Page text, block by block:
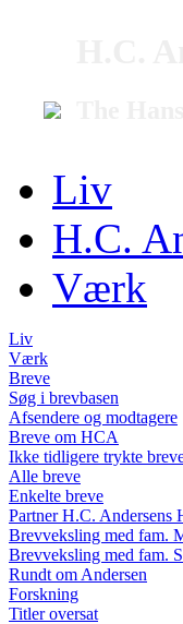
Liv
H.C.
Værk
Liv
Værk
Breve
Søg i brevbasen
Afsendere og modtagere
Breve om HCA
Ikke tidligere trykte
Alle breve
Enkelte breve
Partner H.C. Andersens
Brevveksling med fam.
Brevveksling med fam.
Rundt om Andersen
Forskning
Titler oversat